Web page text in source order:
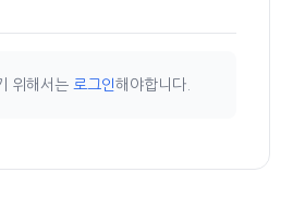
위해서는 로그인해야합니다.